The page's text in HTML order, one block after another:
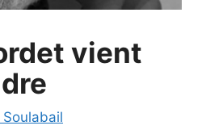
vient
Soulabail